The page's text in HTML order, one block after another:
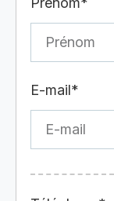
E-mail*